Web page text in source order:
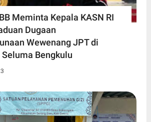
Meminta Kepala KASN RI
Dugaan
Wewenang JPT di
Bengkulu